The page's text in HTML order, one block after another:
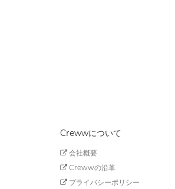
Crewwについて
会社概要
Crewwの沿革
プライバシーポリシー